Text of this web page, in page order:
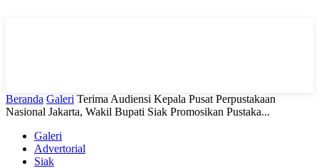
Beranda Galeri Terima Audiensi Kepala Pusat Perpustakaan
Nasional Jakarta, Wakil Bupati Siak Promosikan Pustaka...
Galeri
Advertorial
Siak